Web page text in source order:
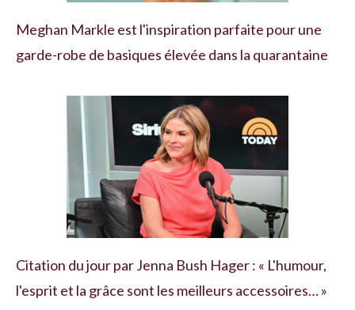
Meghan Markle est l'inspiration parfaite pour une
garde-robe de basiques élevée dans la quarantaine
Citation du jour par Jenna Bush Hager : « L'humour,
l'esprit et la grâce sont les meilleurs accessoires… »